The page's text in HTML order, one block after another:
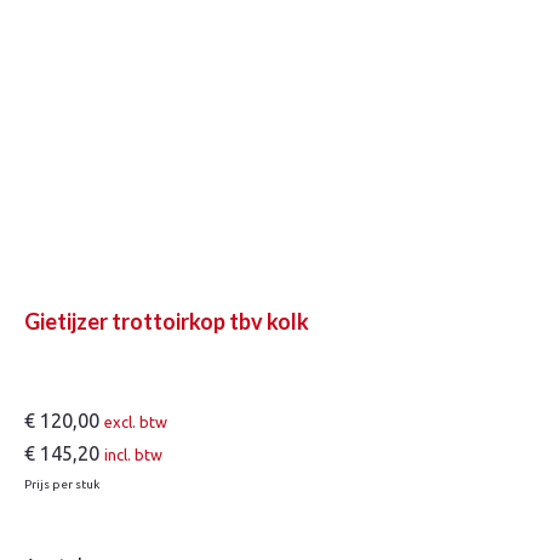
Gietijzer trottoirkop tbv kolk
€ 120,00 excl. btw
€ 145,20 incl. btw
Prijs per stuk